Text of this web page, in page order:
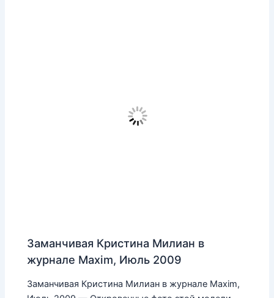
Заманчивая Кристина Милиан в
журнале Maxim, Июль 2009
Заманчивая Кристина Милиан в журнале Maxim,